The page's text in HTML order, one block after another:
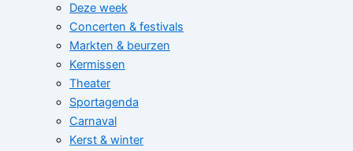
Deze week
Concerten & festivals
Markten & beurzen
Kermissen
Theater
Sportagenda
Carnaval
Kerst & winter